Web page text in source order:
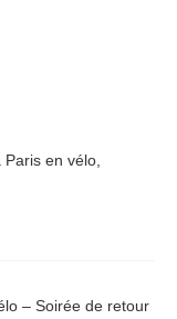
Paris en vélo,
– Soirée de retour